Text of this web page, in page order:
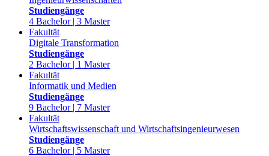
Studiengänge
4 Bachelor | 3 Master
Fakultät
Digitale Transformation
Studiengänge
2 Bachelor | 1 Master
Fakultät
Informatik und Medien
Studiengänge
9 Bachelor | 7 Master
Fakultät
Wirtschaftswissenschaft und Wirtschaftsingenieurwesen
Studiengänge
6 Bachelor | 5 Master